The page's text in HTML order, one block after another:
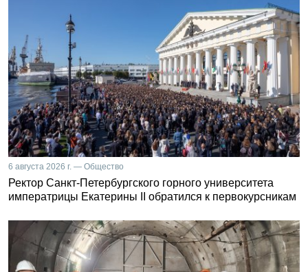
6 августа 2026 г. — Общество
Ректор Санкт-Петербургского горного университета
императрицы Екатерины II обратился к первокурсникам